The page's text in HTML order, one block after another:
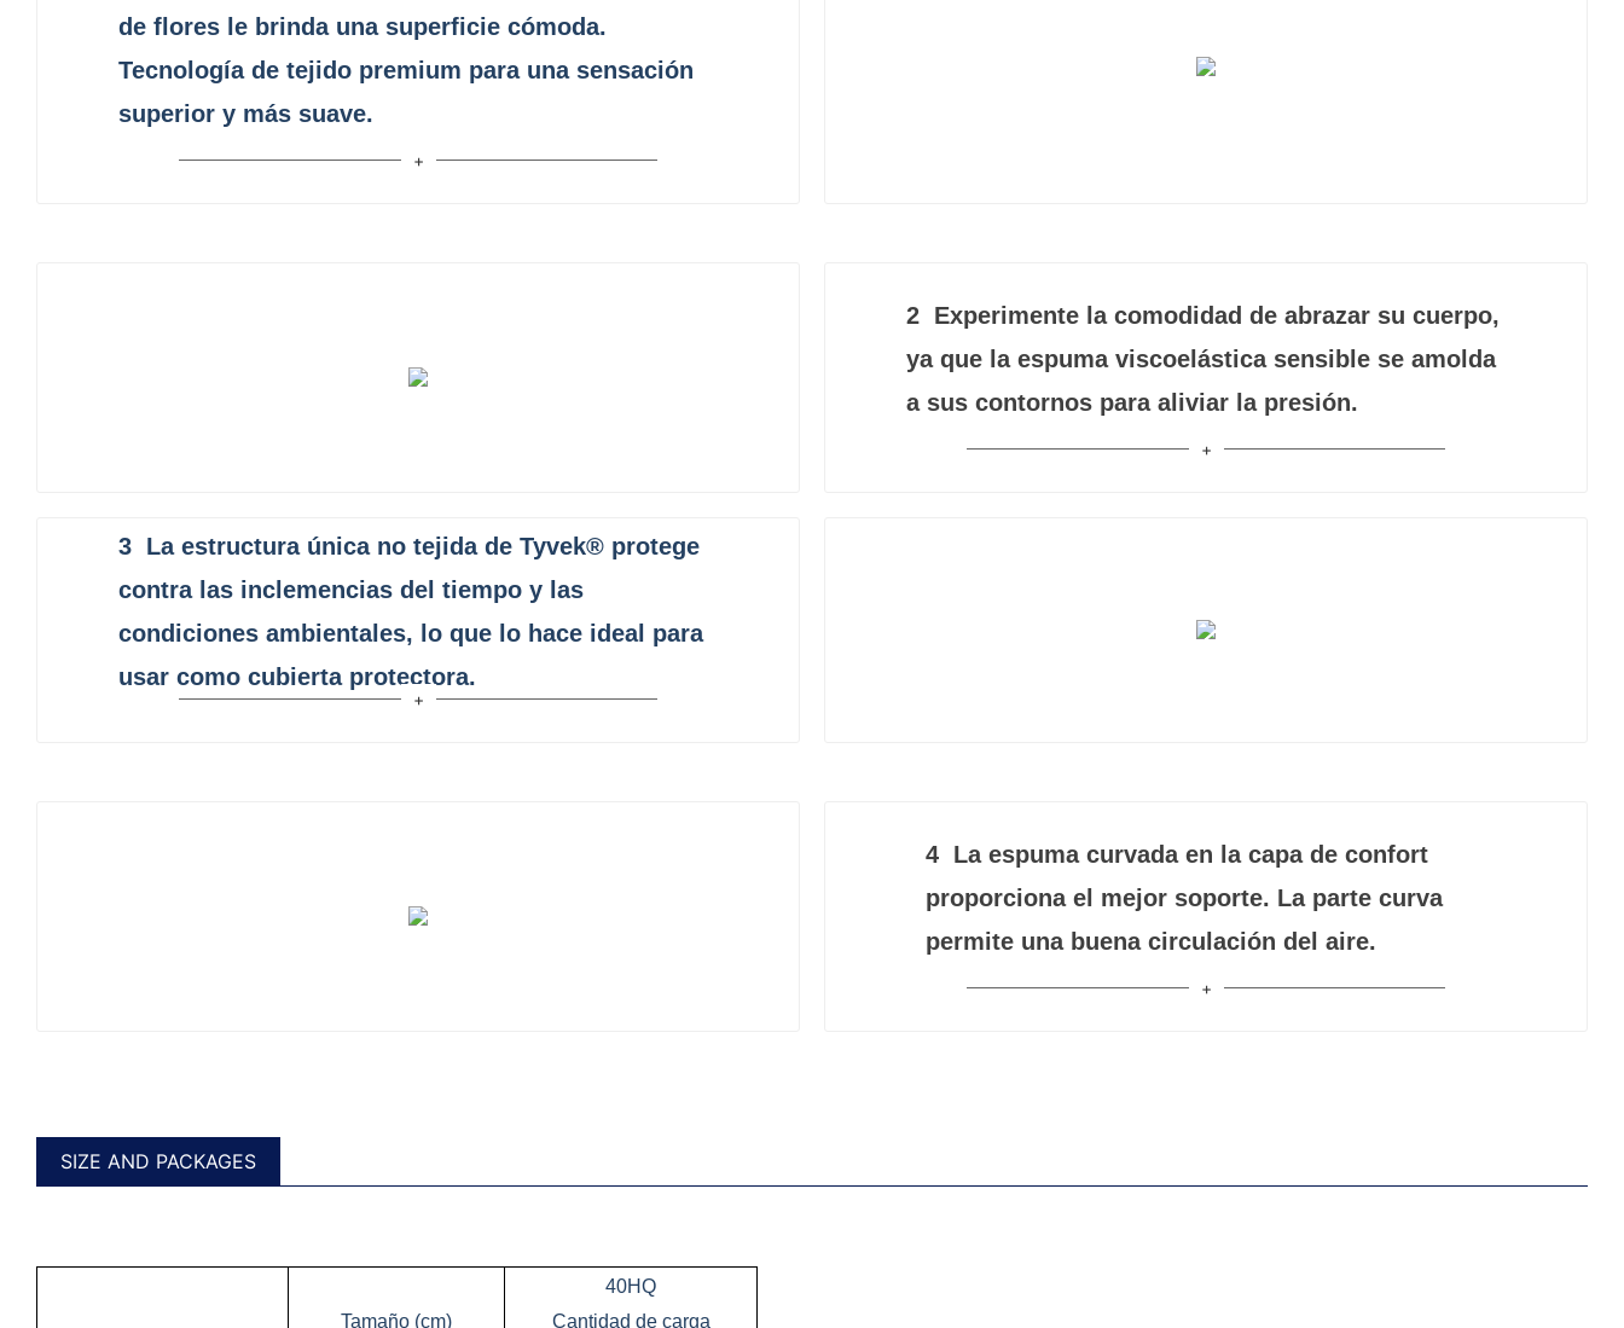
de flores le brinda una superficie cómoda.
Tecnología de tejido premium para una sensación
superior y más suave.
2 Experimente la comodidad de abrazar su cuerpo,
ya que la espuma viscoelástica sensible se amolda
a sus contornos para aliviar la presión.
3 La estructura única no tejida de Tyvek® protege
contra las inclemencias del tiempo y las
condiciones ambientales, lo que lo hace ideal para
usar como cubierta protectora.
4 La espuma curvada en la capa de confort
proporciona el mejor soporte. La parte curva
permite una buena circulación del aire.
SIZE AND PACKAGES
Tamaño (cm)
40HQ
Cantidad de carga